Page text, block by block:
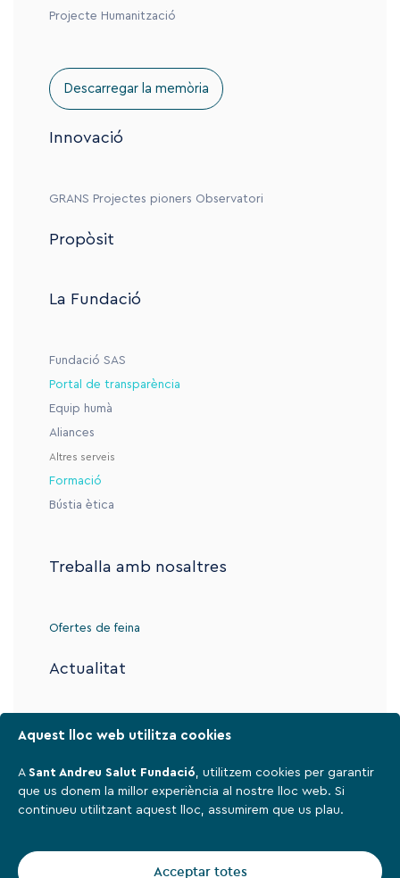
Aquest lloc web utilitza cookies
A Sant Andreu Salut Fundació, utilitzem cookies per garantir
que us donem la millor experiència al nostre lloc web. Si
continueu utilitzant aquest lloc, assumirem que us plau.
Acceptar totes
Projecte Humanització
Descarregar la memòria
Innovació
GRANS Projectes pioners Observatori
Propòsit
La Fundació
Fundació SAS
Portal de transparència
Equip humà
Aliances
Altres serveis
Formació
Bústia ètica
Treballa amb nosaltres
Ofertes de feina
Actualitat
Contacte
Avís legal